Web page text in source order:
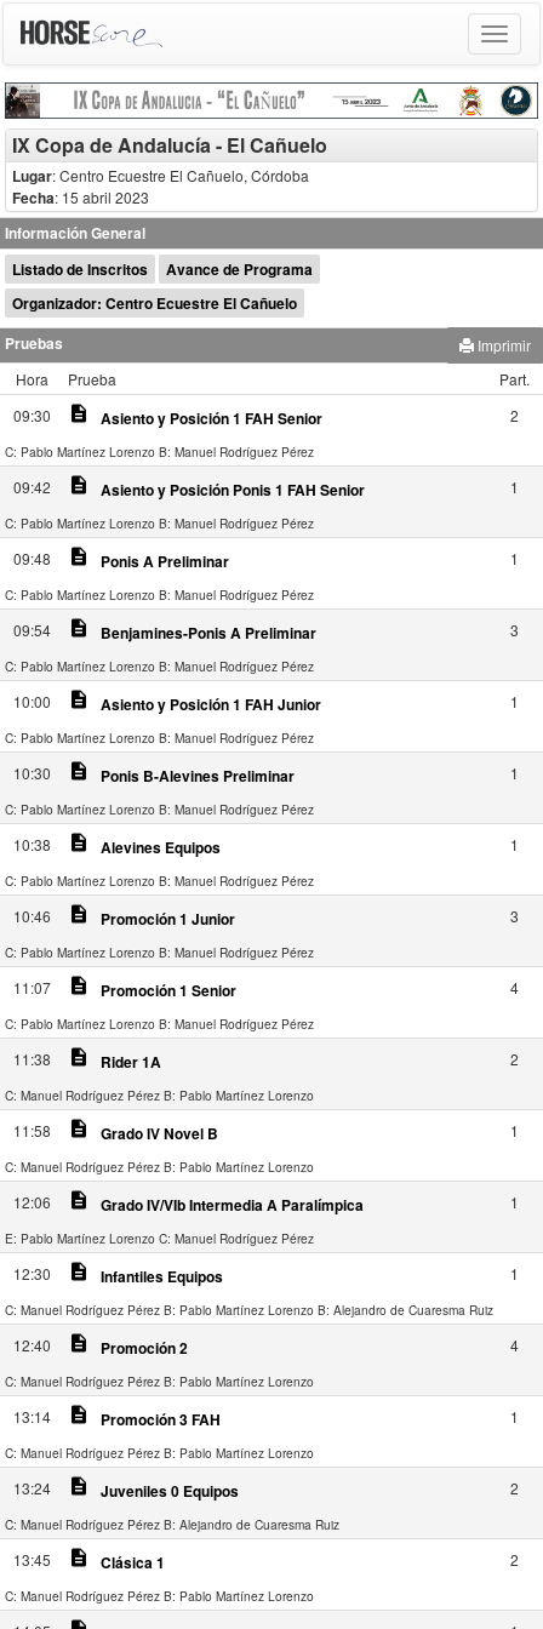
Toggle
IX Copa de Andalucía - El Cañuelo
Lugar: Centro Ecuestre El Cañuelo, Córdoba
Fecha: 15 abril 2023
Información General
Listado de Inscritos
Avance de Programa
Organizador: Centro Ecuestre El Cañuelo
Pruebas
Imprimir
Hora
Prueba
Part.
09:30
description Asiento y Posición 1 FAH Senior 2
C: Pablo Martínez Lorenzo B: Manuel Rodríguez Pérez
09:42 description Asiento y Posición Ponis 1 FAH Senior 1
C: Pablo Martínez Lorenzo B: Manuel Rodríguez Pérez
09:48 description Ponis A Preliminar 1
C: Pablo Martínez Lorenzo B: Manuel Rodríguez Pérez
09:54 description Benjamines-Ponis A Preliminar 3
C: Pablo Martínez Lorenzo B: Manuel Rodríguez Pérez
10:00 description Asiento y Posición 1 FAH Junior 1
C: Pablo Martínez Lorenzo B: Manuel Rodríguez Pérez
10:30 description Ponis B-Alevines Preliminar 1
C: Pablo Martínez Lorenzo B: Manuel Rodríguez Pérez
10:38 description Alevines Equipos 1
C: Pablo Martínez Lorenzo B: Manuel Rodríguez Pérez
10:46 description Promoción 1 Junior 3
C: Pablo Martínez Lorenzo B: Manuel Rodríguez Pérez
11:07 description Promoción 1 Senior 4
C: Pablo Martínez Lorenzo B: Manuel Rodríguez Pérez
11:38 description Rider 1A 2
C: Manuel Rodríguez Pérez B: Pablo Martínez Lorenzo
11:58 description Grado IV Novel B 1
C: Manuel Rodríguez Pérez B: Pablo Martínez Lorenzo
12:06 description Grado IV/VIb Intermedia A Paralímpica 1
E: Pablo Martínez Lorenzo C: Manuel Rodríguez Pérez
12:30 description Infantiles Equipos 1
C: Manuel Rodríguez Pérez B: Pablo Martínez Lorenzo B: Alejandro de Cuaresma Ruiz
12:40 description Promoción 2 4
C: Manuel Rodríguez Pérez B: Pablo Martínez Lorenzo
13:14 description Promoción 3 FAH 1
C: Manuel Rodríguez Pérez B: Pablo Martínez Lorenzo
13:24 description Juveniles 0 Equipos 2
C: Manuel Rodríguez Pérez B: Alejandro de Cuaresma Ruiz
13:45 description Clásica 1 2
C: Manuel Rodríguez Pérez B: Pablo Martínez Lorenzo